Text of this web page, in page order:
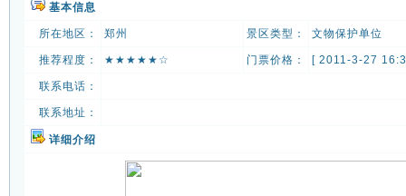
基本信息
所在地区： 郑州 景区类型： 文物保护单位
推荐程度： ★★★★★☆ 门票价格： [ 2011-3-27
联系电话：
联系地址：
详细介绍